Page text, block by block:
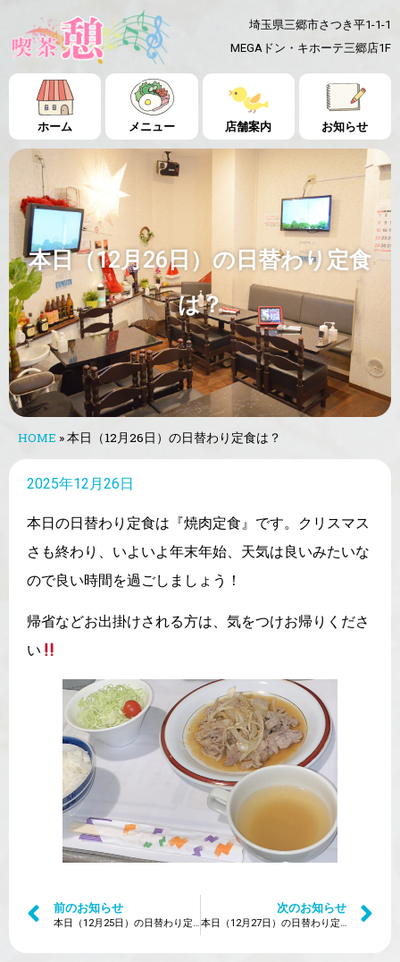
埼玉県三郷市さつき平1-1-1
MEGAドン・キホーテ三郷店1F
ホーム メニュー 店舗案内 お知らせ
本日（12月26日）の日替わり定食
は？
HOME »本日（12月26日）の日替わり定食は？
2025年12月26日
本日の日替わり定食は『焼肉定食』です。クリスマス
さも終わり、いよいよ年末年始、天気は良いみたいな
ので良い時間を過ごしましょう！
帰省などお出掛けされる方は、気をつけお帰りくださ
い
前のお知らせ
本日（12月25日）の日替わり定食は？
次のお知らせ
本日（12月27日）の日替わり定食は？